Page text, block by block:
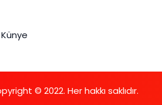
Künye
© 2022. Her hakkı saklıdır.